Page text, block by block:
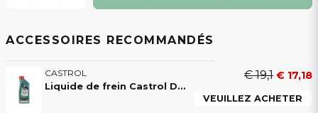
ACCESSOIRES RECOMMANDÉS
CASTROL
Liquide de frein Castrol DOT4 pour Voitures Sans Permis
€ 19,1 € 17,18
VEUILLEZ ACHETER